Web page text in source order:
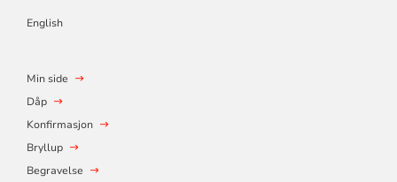
English
Min side
Dåp
Konfirmasjon
Bryllup
Begravelse